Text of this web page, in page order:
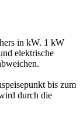
in kW. 1 kW
elektrische
bis zum
durch die